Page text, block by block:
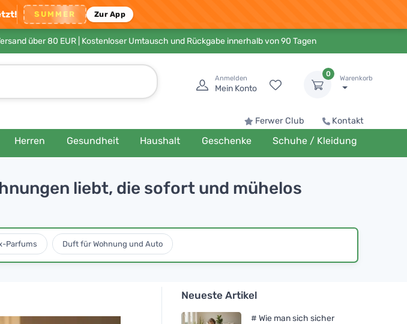
SUMMER Zur App
über 80 EUR | Kostenloser Umtausch und Rückgabe innerhalb von 90 Tagen
Anmelden
Mein Konto
0
Warenkorb
Ferwer Club Kontakt
Herren Gesundheit Haushalt Geschenke Schuhe / Kleidung
liebt, die sofort und mühelos
Parfums Duft für Wohnung und Auto
Neueste Artikel
# Wie man sich sicher